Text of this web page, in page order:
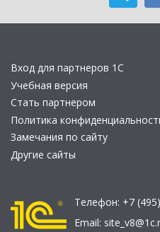
Вход для партнеров 1С
Учебная версия
Стать партнером
Политика
Замечания по сайту
Другие сайты
Телефон: +7
Email: